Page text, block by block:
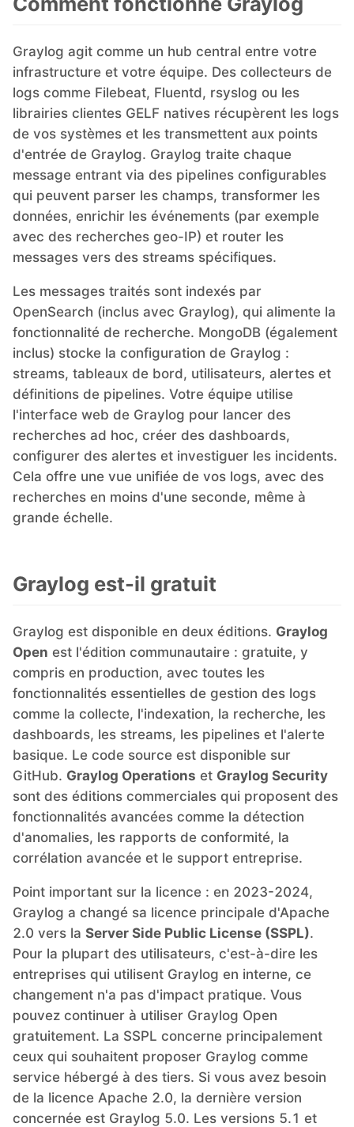
Graylog agit comme un hub central entre votre
infrastructure et votre équipe. Des collecteurs de
logs comme Filebeat, Fluentd, rsyslog ou les
librairies clientes GELF natives récupèrent les logs
de vos systèmes et les transmettent aux points
d'entrée de Graylog. Graylog traite chaque
message entrant via des pipelines configurables
qui peuvent parser les champs, transformer les
données, enrichir les événements (par exemple
avec des recherches geo-IP) et router les
messages vers des streams spécifiques.
Les messages traités sont indexés par
OpenSearch (inclus avec Graylog), qui alimente la
fonctionnalité de recherche. MongoDB (également
inclus) stocke la configuration de Graylog :
streams, tableaux de bord, utilisateurs, alertes et
définitions de pipelines. Votre équipe utilise
l'interface web de Graylog pour lancer des
recherches ad hoc, créer des dashboards,
configurer des alertes et investiguer les incidents.
Cela offre une vue unifiée de vos logs, avec des
recherches en moins d'une seconde, même à
grande échelle.
Graylog est-il gratuit
Graylog est disponible en deux éditions. Graylog
Open est l'édition communautaire : gratuite, y
compris en production, avec toutes les
fonctionnalités essentielles de gestion des logs
comme la collecte, l'indexation, la recherche, les
dashboards, les streams, les pipelines et l'alerte
basique. Le code source est disponible sur
GitHub. Graylog Operations et Graylog Security
sont des éditions commerciales qui proposent des
fonctionnalités avancées comme la détection
d'anomalies, les rapports de conformité, la
corrélation avancée et le support entreprise.
Point important sur la licence : en 2023-2024,
Graylog a changé sa licence principale d'Apache
2.0 vers la Server Side Public License (SSPL).
Pour la plupart des utilisateurs, c'est-à-dire les
entreprises qui utilisent Graylog en interne, ce
changement n'a pas d'impact pratique. Vous
pouvez continuer à utiliser Graylog Open
gratuitement. La SSPL concerne principalement
ceux qui souhaitent proposer Graylog comme
service hébergé à des tiers. Si vous avez besoin
de la licence Apache 2.0, la dernière version
concernée est Graylog 5.0. Les versions 5.1 et